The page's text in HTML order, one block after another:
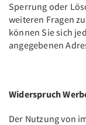
Sperrung oder
weiteren Fragen
können Sie sich
angegebenen
Widerspruch
Der Nutzung von